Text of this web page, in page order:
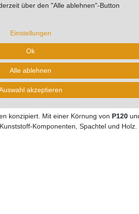
mm P120 - 100
konzipiert. Mit einer Körnung von P120
Komponenten, Spachtel und
über den "Alle ablehnen"-Button
Einstellungen
Ok
Alle ablehnen
akzeptieren